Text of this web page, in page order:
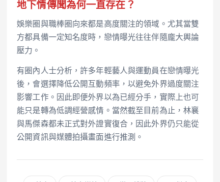
地下情傳聞為何一直存在？
娛樂圈與職棒圈向來都是高度關注的領域。尤其當雙
方都具備一定知名度時，戀情曝光往往伴隨龐大輿論
壓力。
有圈內人士分析，許多年輕藝人與運動員在戀情曝光
後，會選擇降低公開互動頻率，以避免外界過度關注
影響工作。因此即便外界以為已經分手，實際上也可
能只是轉為低調經營感情。當然截至目前為止，林襄
與馬傑森都未正式對外證實復合，因此外界仍只能從
公開資訊與媒體拍攝畫面進行推測。